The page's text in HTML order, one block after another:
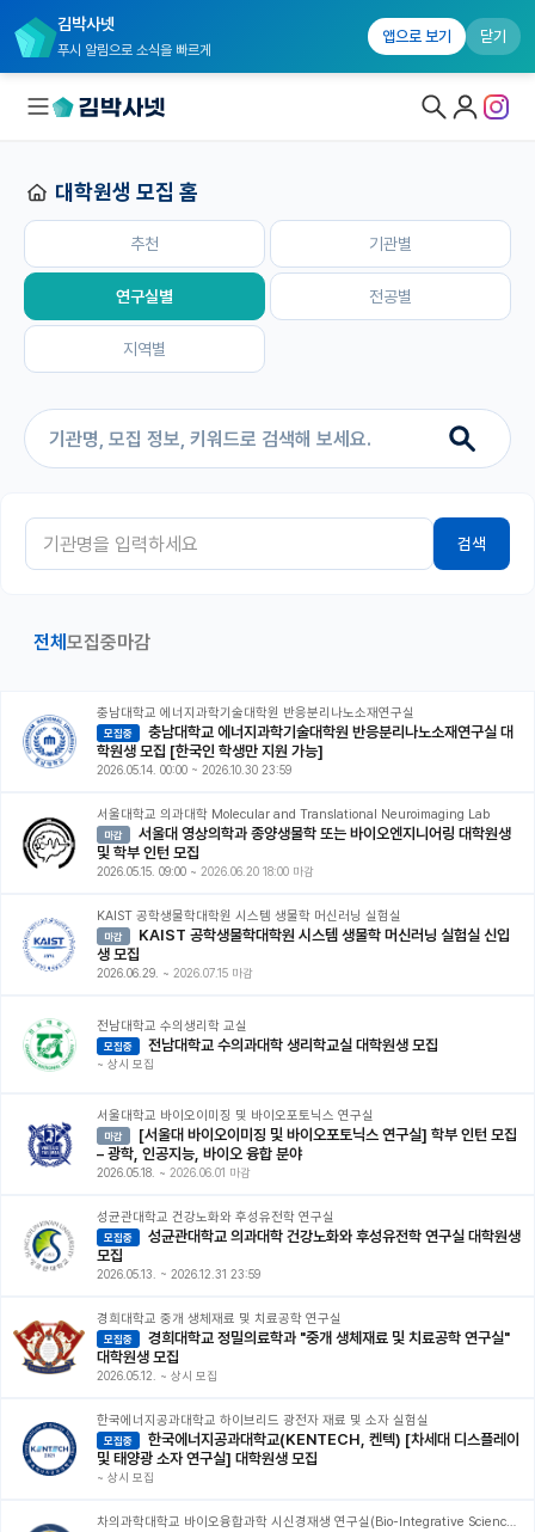
김박사넷
푸시 알림으로 소식을 빠르게
앱으로 보기 닫기
대학원생 모집
대학원생 모집 홈
기관별 모집 정보
연구실별 모집 정보
지역별 모집 정보
연구실&오픈랩
커리어
이벤트
반도체 아카데미
재팬라운지 🌸
대학원생 모집 홈
추천 기관별
연구실별 전공별
지역별
홈 추천 지역별
검색
전체 모집중마감
충남대학교 에너지과학기술대학원 반응분리나노소재연구실
모집중
학원생 모집 [한국인 학생만 지원 가능]
2026.05.14. 00:00 ~ 2026.10.30 23:59
서울대학교 의과대학 Molecular and Translational Neuroimaging Lab
마감
및 학부 인턴 모집
2026.05.15. 09:00 ~ 2026.06.20 18:00 마감
KAIST 공학생물학대학원 시스템 생물학 머신러닝 실험실
마감
생 모집
2026.06.29. ~ 2026.07.15 마감
전남대학교 수의생리학 교실
모집중 전남대학교 수의과대학 생리학교실 대학원생 모집
~ 상시 모집
서울대학교 바이오이미징 및 바이오포토닉스 연구실
마감
– 광학, 인공지능, 바이오 융합 분야
2026.05.18. ~ 2026.06.01 마감
성균관대학교 건강노화와 후성유전학 연구실
모집중
모집
2026.05.13. ~ 2026.12.31 23:59
경희대학교 중개 생체재료 및 치료공학 연구실
모집중
대학원생 모집
2026.05.12. ~ 상시 모집
한국에너지공과대학교 하이브리드 광전자 재료 및 소자 실험실
모집중
및 태양광 소자 연구실] 대학원생 모집
~ 상시 모집
차의과학대학교 바이오융합과학 시신경재생 연구실(Bio-Integrative Science In Ocular Neuroregeneration)